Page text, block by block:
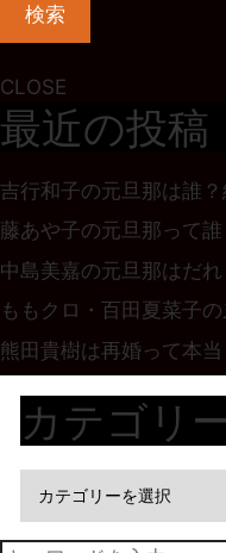
検索
CLOSE
最近の投稿
吉行和子の元旦那は誰
藤あや子の元旦那って
中島美嘉の元旦那はだ
ももクロ・百田夏菜子
熊田貴樹は再婚って本
カテゴリ